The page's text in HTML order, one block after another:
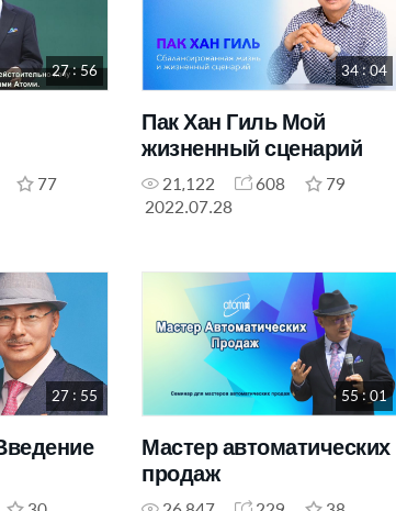
27 : 56
77
34 : 04
Пак Хан Гиль Мой
жизненный сценарий
21,122 608
79
2022.07.28
27 : 55 55 : 01
Мастер автоматических
продаж